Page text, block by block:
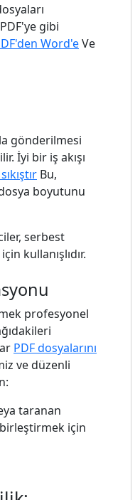
gibi
Word'eVe
gönderilmesi
İyi bir iş akışı
Bu,
boyutunu
serbest
kullanışlıdır.
profesyonel
PDF dosyalarını
ve düzenli
taranan
için